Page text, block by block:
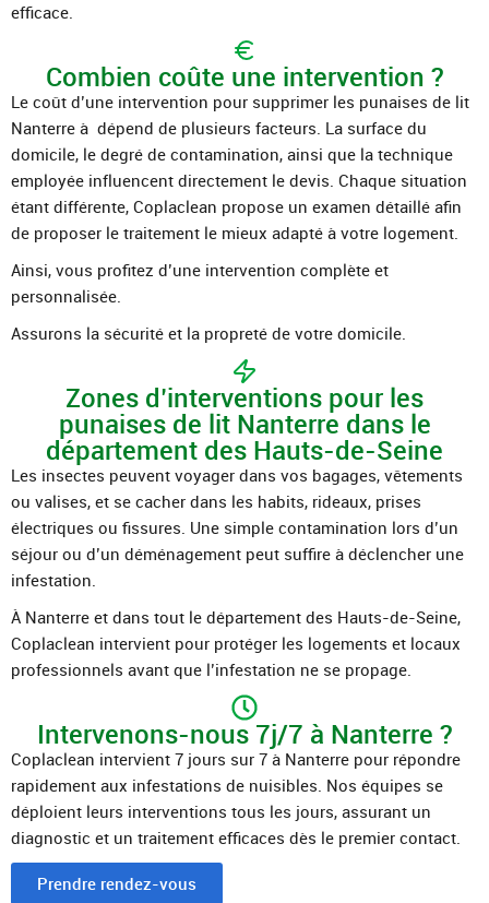
efficace.
Combien coûte une intervention ?
Le coût d’une intervention pour supprimer les punaises de lit
Nanterre à dépend de plusieurs facteurs. La surface du
domicile, le degré de contamination, ainsi que la technique
employée influencent directement le devis. Chaque situation
étant différente, Coplaclean propose un examen détaillé afin
de proposer le traitement le mieux adapté à votre logement.
Ainsi, vous profitez d’une intervention complète et
personnalisée.
Assurons la sécurité et la propreté de votre domicile.
Zones d’interventions pour les
punaises de lit Nanterre dans le
département des Hauts-de-Seine
Les insectes peuvent voyager dans vos bagages, vêtements
ou valises, et se cacher dans les habits, rideaux, prises
électriques ou fissures. Une simple contamination lors d’un
séjour ou d’un déménagement peut suffire à déclencher une
infestation.
À Nanterre et dans tout le département des Hauts-de-Seine,
Coplaclean intervient pour protéger les logements et locaux
professionnels avant que l’infestation ne se propage.
Intervenons-nous 7j/7 à Nanterre ?
Coplaclean intervient 7 jours sur 7 à Nanterre pour répondre
rapidement aux infestations de nuisibles. Nos équipes se
déploient leurs interventions tous les jours, assurant un
diagnostic et un traitement efficaces dès le premier contact.
Prendre rendez-vous